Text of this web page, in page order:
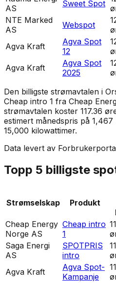
AS
Sweet Spot
NTE Marked
AS
Webspot
Agva Kraft
Agva Spot
12
Agva Kraft
Agva Spot
2025
Den billigste strømavtalen i
Cheap intro 1 fra Cheap
strømavtalen koster 117.36
estimert månedspris på
15,000 kilowattimer.
Data levert av
Topp 5 billigste
Strømselskap Produkt
Cheap Energy
Norge AS
Cheap intro
1
Saga Energi
AS
SPOTPRIS
intro
Agva Kraft
Agva Spot-
Kampanje